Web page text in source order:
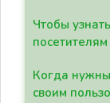
Чтобы
Когда
своим